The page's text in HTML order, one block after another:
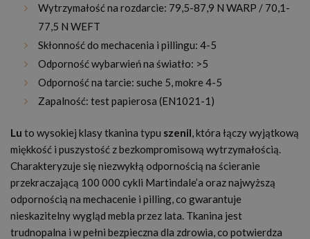
Wytrzymałość na rozdarcie: 79,5-87,9 N WARP / 70,1-
77,5 N WEFT
Skłonność do mechacenia i pillingu: 4-5
Odporność wybarwień na światło: >5
Odporność na tarcie: suche 5, mokre 4-5
Zapalność: test papierosa (EN1021-1)
Lu to wysokiej klasy tkanina typu szenil, która łączy wyjątkową
miękkość i puszystość z bezkompromisową wytrzymałością.
Charakteryzuje się niezwykłą odpornością na ścieranie
przekraczającą 100 000 cykli Martindale’a oraz najwyższą
odpornością na mechacenie i pilling, co gwarantuje
nieskazitelny wygląd mebla przez lata. Tkanina jest
trudnopalna i w pełni bezpieczna dla zdrowia, co potwierdza